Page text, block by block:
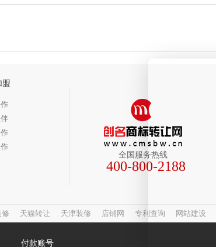
盟
全国服务热线
400-800-2188
修 天猫转让 天津装修 店铺网 专利查询 网站建设
付款账号